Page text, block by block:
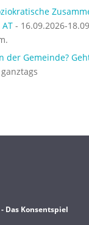
- 16.09.2026-
der Gemeinde?
Das Konsentspiel